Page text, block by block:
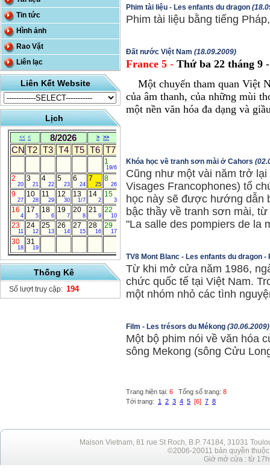
Tin tức
Hình ảnh
Rao Vặt
Liên lạc
Liên Kết Website
Lịch
<< < 8/2026 > >>
CN T2 T3 T4 T5 T6 T7
1
19/6
2
20
3
21
4
22
5
23
6
24
7
25
8
26
9
27
10
28
11
29
12
30
13
1/7
14
2
15
3
16
4
17
5
18
6
19
7
20
8
21
9
22
10
23
11
24
12
25
13
26
14
27
15
28
16
29
17
30
18
31
19
Thống Kê
Số lượt truy cập: 194
Phim tài liệu - Les enfants du dragon
Phim tài liệu bằng tiếng
Đất nước Việt Nam (18.09.2009)
France 5 - Thứ ba 22 tháng 9
Một chuyến tham quan Việt
của âm thanh, của những mùi
một nền văn hóa đa dạng và
Khóa học về tranh sơn mài ở Cahors
Cũng như một vài năm trở
Visages Francophones) tổ
học này sẽ được hướng dẫn
bậc thầy về tranh sơn mài,
"La salle des pompiers de la
TV8 Mont Blanc - Les enfants du dragon
Từ khi mở cửa năm 1986,
chức quốc tế tại Việt Nam.
một nhóm nhỏ các tình
Film - Les trésors du Mékong (30.06.2009)
Một bộ phim nói về văn hóa
sông Mekong (sông Cửu
Trang hiện tại: 6 Tổng số trang: 8
Tới trang: 1 2 3 4 5 [6] 7 8
Maison Vietnam, 81 rue St Roch, B.P. 74184, 31031
©2006-20011 bản quyền
Giờ mở cửa : từ